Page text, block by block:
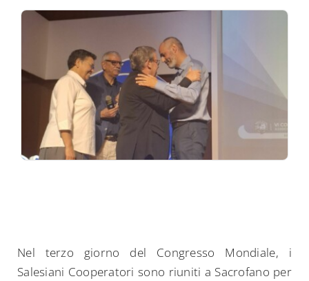
Nel terzo giorno del Congresso Mondiale, i
Salesiani Cooperatori sono riuniti a Sacrofano per